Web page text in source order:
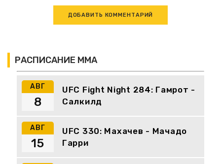
РАСПИСАНИЕ ММА
АВГ
UFC Fight Night 284: Гамрот -
Салкилд
8
АВГ
UFC 330: Махачев - Мачадо
Гарри
15